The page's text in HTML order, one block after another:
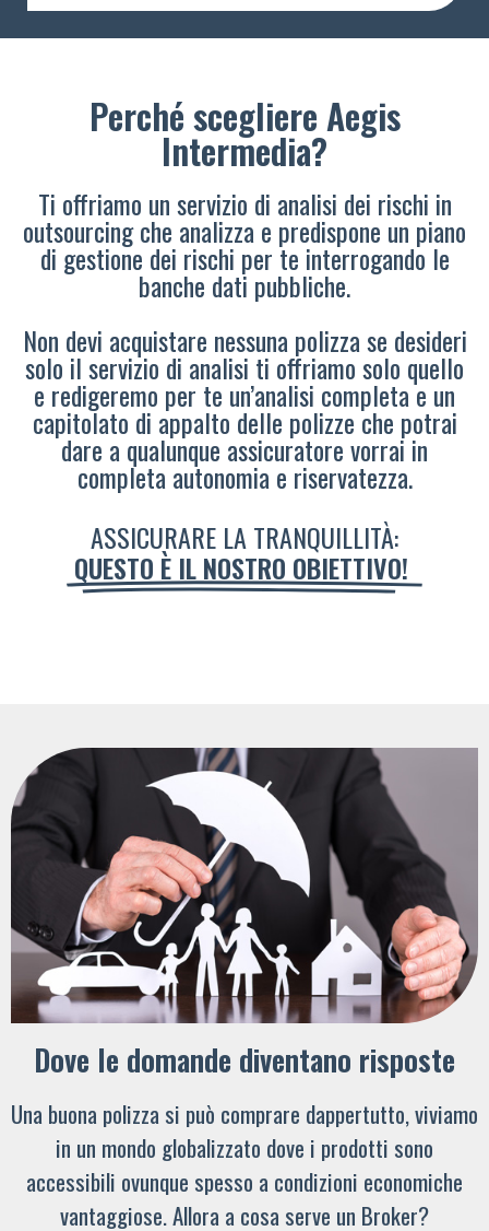
Perché scegliere Aegis
Intermedia?
Ti offriamo un servizio di analisi dei rischi in
outsourcing che analizza e predispone un piano
di gestione dei rischi per te interrogando le
banche dati pubbliche.
Non devi acquistare nessuna polizza se desideri
solo il servizio di analisi ti offriamo solo quello
e redigeremo per te un’analisi completa e un
capitolato di appalto delle polizze che potrai
dare a qualunque assicuratore vorrai in
completa autonomia e riservatezza.
ASSICURARE LA TRANQUILLITÀ:
QUESTO È IL NOSTRO OBIETTIVO!
Dove le domande diventano risposte
Una buona polizza si può comprare dappertutto, viviamo
in un mondo globalizzato dove i prodotti sono
accessibili ovunque spesso a condizioni economiche
vantaggiose. Allora a cosa serve un Broker?